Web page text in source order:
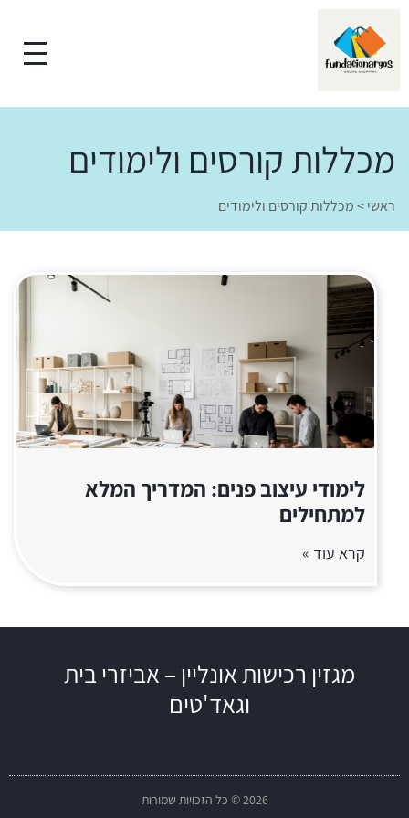
מכללות קורסים ולימודים
ראשי>מכללות קורסים ולימודים
לימודי עיצוב פנים: המדריך המלא
למתחילים
קרא עוד »
מגזין רכישות אונליין – אביזרי בית
וגאד'טים
2026 © כל הזכויות שמורות